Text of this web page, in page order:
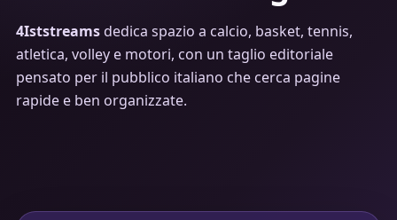
4Iststreamsdedica spazio a calcio, basket, tennis,
atletica, volley e motori, con un taglio editoriale
pensato per il pubblico italiano che cerca pagine
rapide e ben organizzate.